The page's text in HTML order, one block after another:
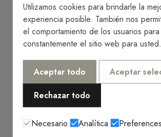
Utilizamos cookies para brindarle la
experiencia posible. También nos
el comportamiento de los usuarios
constantemente el sitio web para usted.
Aceptar todo
Aceptar
Rechazar todo
Necesario Analítica Preferences